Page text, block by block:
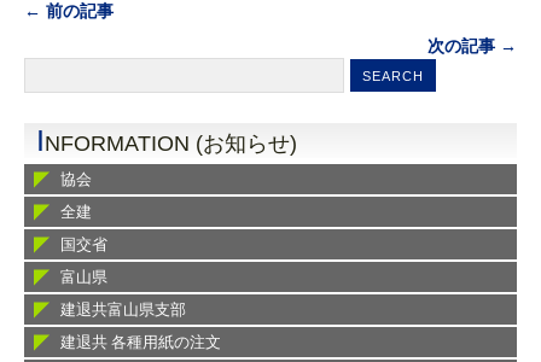
← 前の記事
次の記事 →
INFORMATION (お知らせ)
協会
全建
国交省
富山県
建退共富山県支部
建退共 各種用紙の注文